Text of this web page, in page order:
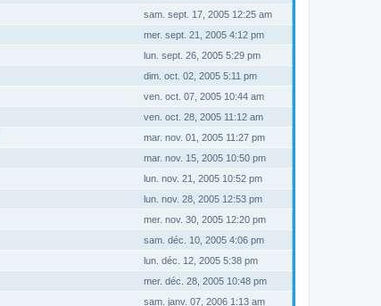
sam. sept. 17, 2005 12:25 am
mer. sept. 21, 2005 4:12 pm
lun. sept. 26, 2005 5:29 pm
dim. oct. 02, 2005 5:11 pm
ven. oct. 07, 2005 10:44 am
ven. oct. 28, 2005 11:12 am
mar. nov. 01, 2005 11:27 pm
mar. nov. 15, 2005 10:50 pm
lun. nov. 21, 2005 10:52 pm
lun. nov. 28, 2005 12:53 pm
mer. nov. 30, 2005 12:20 pm
sam. déc. 10, 2005 4:06 pm
lun. déc. 12, 2005 5:38 pm
mer. déc. 28, 2005 10:48 pm
sam. janv. 07, 2006 1:13 am